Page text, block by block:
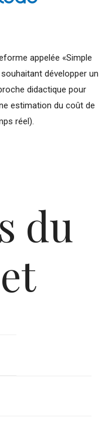
appelée «Simple
développer un
didactique pour
estimation du coût de
réel).
du